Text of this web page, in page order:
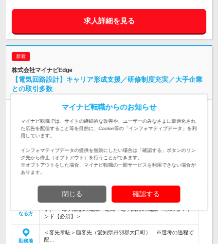
求人詳細を見る
株式会社マイナビEdge
【電気回路設計】キャリア形成支援／研修制度充実／大手企業
との取引多数
学歴不問
情報更新日：2026/08/03 終了予定日：2026/08/13 求人管理No.
RCT0000169414_EMC
仕事内容
【仕事内容】 配属先にて、自動車部品（スマートキー、 エマ
ージェンシーキー、イモビライザー等）の電気回路設計・製図
なる方
＜求めるスキル、経験【必須】＞ 下記いずれかの経験・知見
をお持ちの方 ・エンジニアの実務経験（製品・経験年数問わ
ず） ・電子部品の知識、電気・電子回路の知識 ＜求めるマイ
ンド【必須】＞
勤務地
＜客先常駐＞顧客先（愛知県丹羽郡大口町） ※選考の過程で
配…
マイナビ転職からのお知らせ
マイナビ転職では、サイトの継続的な改善や、ユーザーのみなさまに最適化され
た広告を配信すること等を目的に、Cookie等の「インフォマティブデータ」を利
用しています。
インフォマティブデータの提供を無効にしたい場合は「確認する」ボタンのリン
ク先から停止（オプトアウト）を行うことができます。
※オプトアウトをした場合、マイナビ転職の一部サービスを利用できない場合が
あります。
閉じる 確認する